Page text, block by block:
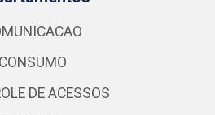
CONSUMO
DE ACESSOS